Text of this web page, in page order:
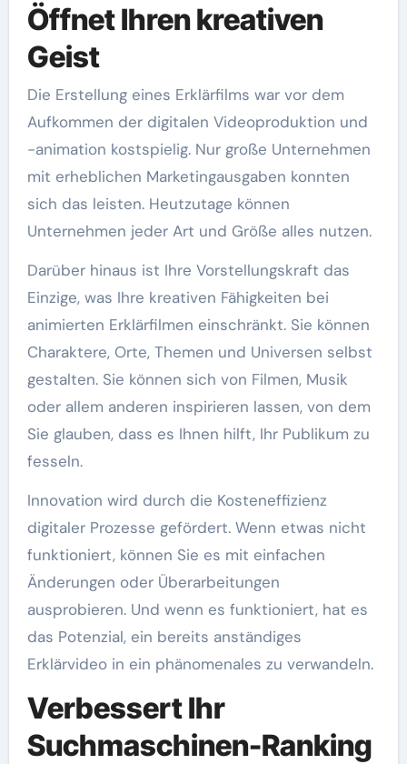
Öffnet Ihren kreativen
Geist
Die Erstellung eines Erklärfilms war vor dem
Aufkommen der digitalen Videoproduktion und
-animation kostspielig. Nur große Unternehmen
mit erheblichen Marketingausgaben konnten
sich das leisten. Heutzutage können
Unternehmen jeder Art und Größe alles nutzen.
Darüber hinaus ist Ihre Vorstellungskraft das
Einzige, was Ihre kreativen Fähigkeiten bei
animierten Erklärfilmen einschränkt. Sie können
Charaktere, Orte, Themen und Universen selbst
gestalten. Sie können sich von Filmen, Musik
oder allem anderen inspirieren lassen, von dem
Sie glauben, dass es Ihnen hilft, Ihr Publikum zu
fesseln.
Innovation wird durch die Kosteneffizienz
digitaler Prozesse gefördert. Wenn etwas nicht
funktioniert, können Sie es mit einfachen
Änderungen oder Überarbeitungen
ausprobieren. Und wenn es funktioniert, hat es
das Potenzial, ein bereits anständiges
Erklärvideo in ein phänomenales zu verwandeln.
Verbessert Ihr
Suchmaschinen-Ranking